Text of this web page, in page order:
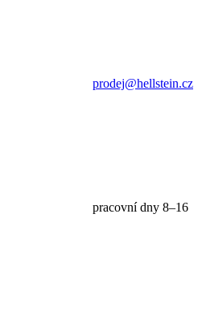
prodej@hellstein.cz
pracovní dny 8–16